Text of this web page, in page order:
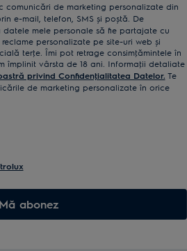
comunicări de marketing personalizate din
e-mail, telefon, SMS și poștă. De
mele personale să fie partajate cu
personalizate pe site-uri web și
terţe. Îmi pot retrage consimţămintele în
împlinit vârsta de 18 ani. Informaţii detaliate
privind Confidenţialitatea Datelor. Te
de marketing personalizate în orice
Mă abonez